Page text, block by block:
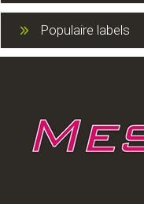
Populaire labels